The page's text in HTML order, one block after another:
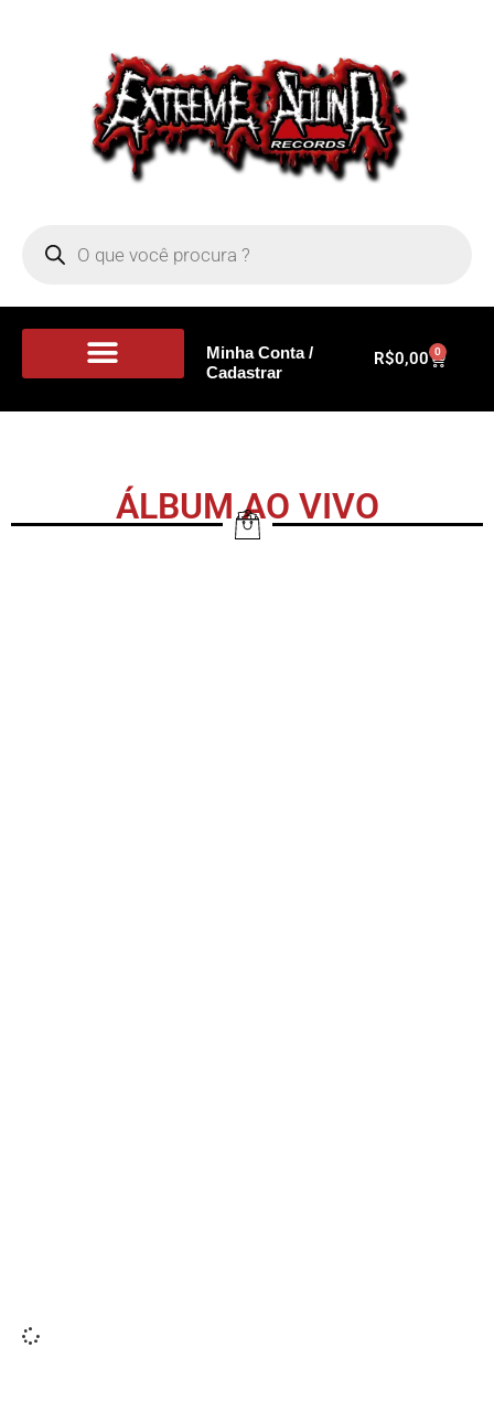
Minha Conta /
Cadastrar
R$0,00 0
ÁLBUM AO VIVO